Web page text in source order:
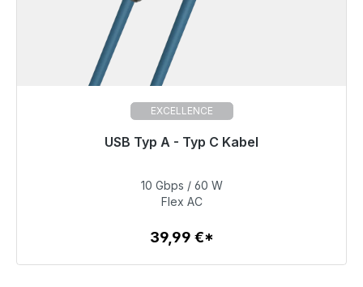
EXCELLENCE
USB Typ A - Typ C Kabel
Prêt à être expédié, délai de livraison 48h*
39,99 €
Détails
10 Gbps / 60 W
Flex AC
39,99 €*